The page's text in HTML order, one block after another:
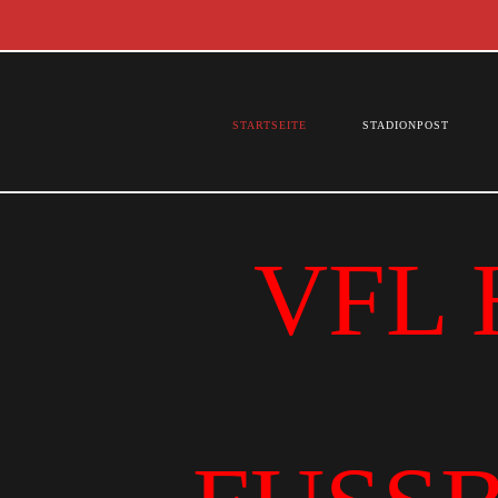
STARTSEITE STADIONPOST
VFL